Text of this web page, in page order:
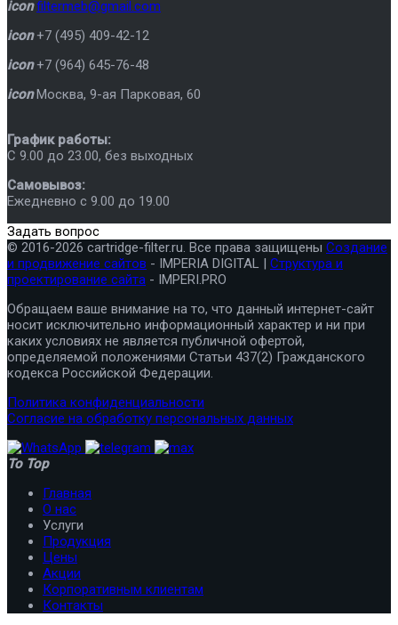
icon filtermeb@gmail.com
icon +7 (495) 409-42-12
icon +7 (964) 645-76-48
icon Москва, 9-ая Парковая, 60
График работы:
C 9.00 до 23.00, без выходных
Самовывоз:
Ежедневно с 9.00 до 19.00
Задать вопрос
© 2016-2026 cartridge-filter.ru. Все права защищены Создание
и продвижение сайтов - IMPERIA DIGITAL | Структура и
проектирование сайта - IMPERI.PRO
Обращаем ваше внимание на то, что данный интернет-сайт
носит исключительно информационный характер и ни при
каких условиях не является публичной офертой,
определяемой положениями Статьи 437(2) Гражданского
кодекса Российской Федерации.
Политика конфиденциальности
Согласие на обработку персональных данных
To Top
Главная
О нас
Услуги
Продукция
Цены
Акции
Корпоративным клиентам
Контакты